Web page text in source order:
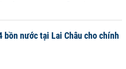
bồn nước tại Lai Châu cho chính